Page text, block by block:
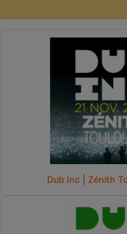
Dub Inc | Zénith